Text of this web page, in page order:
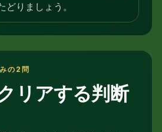
どりましょう。
の2問
リアする判断